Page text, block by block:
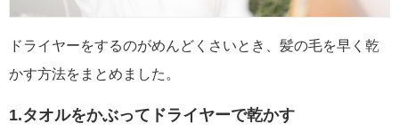
ドライヤーをするのがめんどくさいとき、髪の毛を早く乾
かす方法をまとめました。
1.タオルをかぶってドライヤーで乾かす